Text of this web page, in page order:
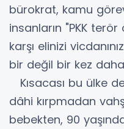
bürokrat, kamu
insanların "PKK
karşı elinizi
bir değil bir kez
Kısacası bu ülke
dâhi kırpmadan
bebekten, 90